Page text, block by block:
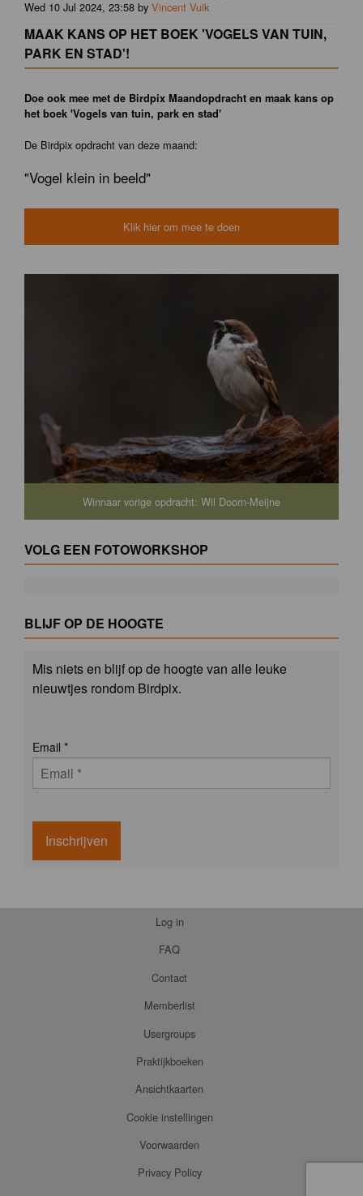
Wed 10 Jul 2024, 23:58 by Vincent Vuik
MAAK KANS OP HET BOEK 'VOGELS VAN TUIN,
PARK EN STAD'!
Doe ook mee met de Birdpix Maandopdracht en maak kans op
het boek 'Vogels van tuin, park en stad'
De Birdpix opdracht van deze maand:
"Vogel klein in beeld"
Klik hier om mee te doen
Winnaar vorige opdracht: Wil Doorn-Meijne
VOLG EEN FOTOWORKSHOP
BLIJF OP DE HOOGTE
Mis niets en blijf op de hoogte van alle leuke
nieuwtjes rondom Birdpix.
Email *
Inschrijven
Log in
FAQ
Contact
Memberlist
Usergroups
Praktijkboeken
Ansichtkaarten
Cookie instellingen
Voorwaarden
Privacy Policy